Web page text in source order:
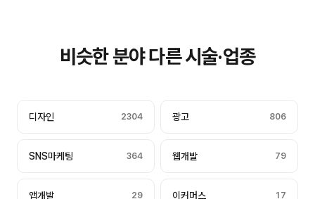
비슷한 분야 다른 시술·업종
디자인 2304 광고 806
SNS마케팅 364 웹개발 79
앱개발 29 이커머스 17